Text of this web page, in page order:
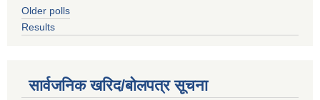
Older polls
Results
सार्वजनिक खरिद/बोलपत्र सूचना